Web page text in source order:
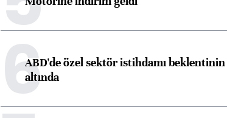
6ABD'de özel sektör istihdamı beklentinin
altında